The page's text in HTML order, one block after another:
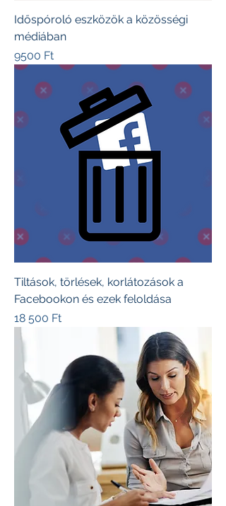
Időspóroló eszközök a közösségi
médiában
Ár
9500 Ft
Tiltások, törlések, korlátozások a
Facebookon és ezek feloldása
Ár
18 500 Ft